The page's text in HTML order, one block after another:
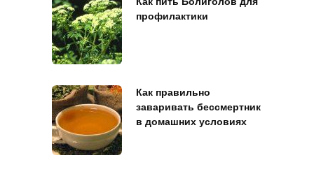
профилактики
Как правильно
заваривать бессмертник
в домашних условиях